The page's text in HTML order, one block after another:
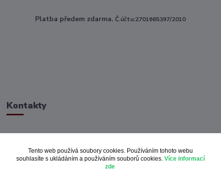
Platba předem zdarma. Č.účtu:2701665397/2010
Kontakty
Tento web používá soubory cookies. Používáním tohoto webu
souhlasíte s ukládáním a používáním souborů cookies. Více informací
zde